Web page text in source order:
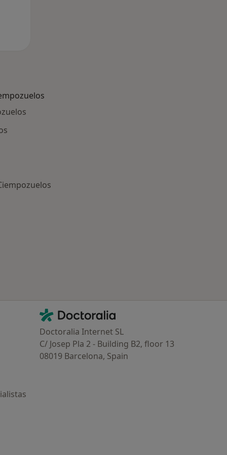
Contacto
Doctoralia - Página de inicio
Doctoralia Internet SL
C/ Josep Pla 2 - Building B2, floor 13
08019 Barcelona, Spain